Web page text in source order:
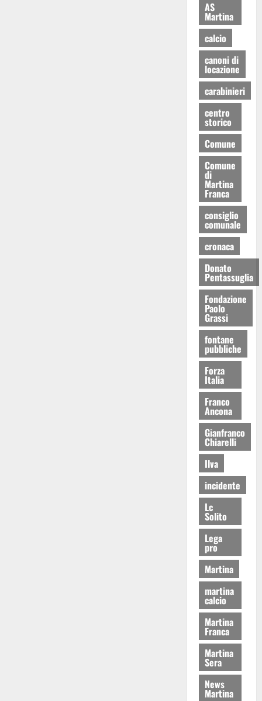
AS
Martina
calcio
canoni di
locazione
carabinieri
centro
storico
Comune
Comune
di
Martina
Franca
consiglio
comunale
cronaca
Donato
Pentassuglia
Fondazione
Paolo
Grassi
fontane
pubbliche
Forza
Italia
Franco
Ancona
Gianfranco
Chiarelli
Ilva
incidente
Lc
Solito
Lega
pro
Martina
martina
calcio
Martina
Franca
Martina
Sera
News
Martina